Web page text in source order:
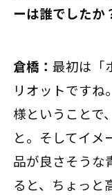
ーは誰でしたか
倉橋：最初は「
リオットですね
様ということで
と。そしてイメ
品が良さそうな
ると、ちょっと